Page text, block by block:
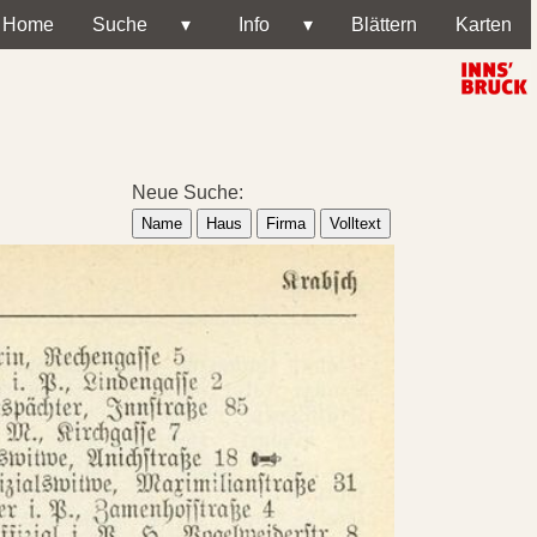
Home Suche ▾ Info ▾ Blättern Karten
Neue Suche:
Name Haus Firma Volltext